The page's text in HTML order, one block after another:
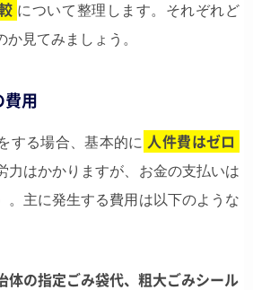
について整理します。それぞれど
見てみましょう。
費用
する場合、基本的に 人件費はゼロ
力はかかりますが、お金の支払いは
。主に発生する費用は以下のような
体の指定ごみ袋代、粗大ごみシール